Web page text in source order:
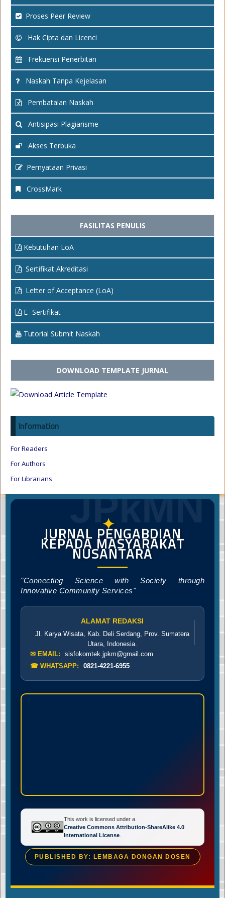
Proses Peer Review
Hak Cipta dan Licenci
Frekuensi Penerbitan
Naskah Tanpa Kejelasan
Pembatalan Naskah
Antisipasi Plagiarisme
Akses Terbuka
Pernyataan Privasi
CrossMark
FASILITAS PENULIS
Kebutuhan LoA
Sertifikat Akreditasi
Letter of Acceptance (LoA)
E- Sertifikat
Tutorial Submit Naskah
DOWNLOAD TEMPLATE JURNAL
Information
For Readers
For Authors
For Librarians
JPkMN
✦
JURNAL PENGABDIAN
KEPADA MASYARAKAT
NUSANTARA
"Connecting Science with Society through
Innovative Community Services"
ALAMAT REDAKSI
Jl. Karya Wisata, Kab. Deli Serdang, Prov. Sumatera
Utara, Indonesia.
✉ EMAIL:
sisfokomtek.jpkm@gmail.com
☎ WHATSAPP:
0821-4221-6955
This work is licensed under a
Creative Commons Attribution-ShareAlike 4.0
International License
PUBLISHED BY: LEMBAGA DONGAN DOSEN